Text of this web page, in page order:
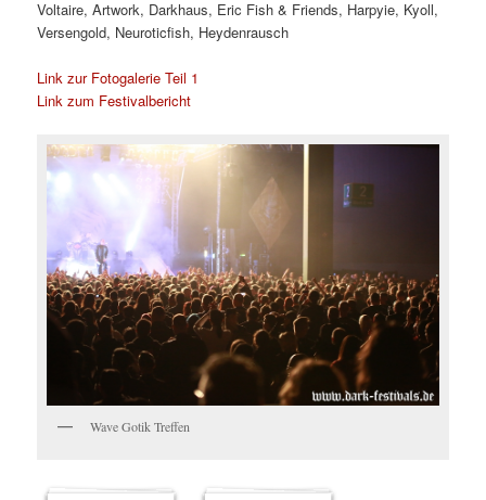
Voltaire, Artwork, Darkhaus, Eric Fish & Friends, Harpyie, Kyoll,
Versengold, Neuroticfish, Heydenrausch
Link zur Fotogalerie Teil 1
Link zum Festivalbericht
Wave Gotik Treffen